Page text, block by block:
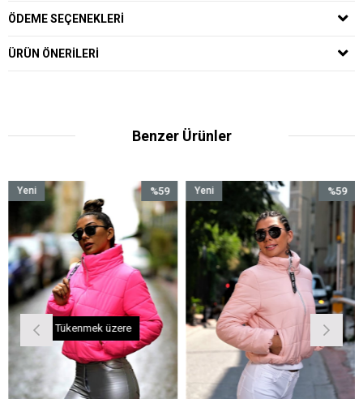
ÖDEME SEÇENEKLERI
ÜRÜN ÖNERILERI
Benzer Ürünler
İndirim
%59İndirim
Tükenmek üzere
%59
İndirim
%59İndirim
Yeni
Ürün